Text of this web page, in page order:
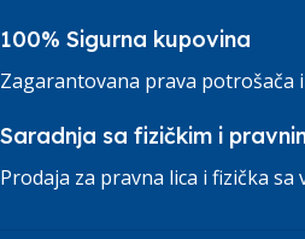
100% Sigurna kupovina
Zagarantovana prava potrošača
Saradnja sa fizičkim i
Prodaja za pravna lica i fizička sa